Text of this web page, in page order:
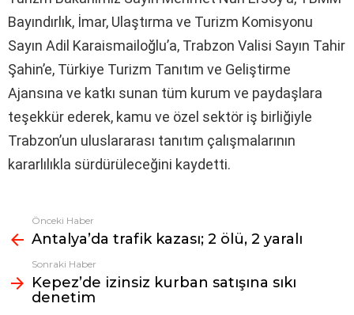
Bayındırlık, İmar, Ulaştırma ve Turizm Komisyonu
Sayın Adil Karaismailoğlu’a, Trabzon Valisi Sayın Tahir
Şahin’e, Türkiye Turizm Tanıtım ve Geliştirme
Ajansına ve katkı sunan tüm kurum ve paydaşlara
teşekkür ederek, kamu ve özel sektör iş birliğiyle
Trabzon’un uluslararası tanıtım çalışmalarının
kararlılıkla sürdürüleceğini kaydetti.
Fazlasına
bak
Önceki Haber
Antalya’da trafik kazası; 2 ölü, 2 yaralı
Sonraki Haber
Kepez’de izinsiz kurban satışına sıkı
denetim